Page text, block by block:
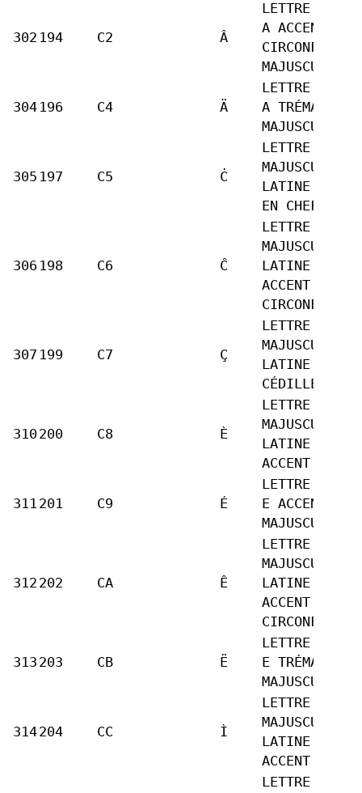
302 194 C2 Â
LETTRE
A ACCENT
CIRCONFLEXE
MAJUSCULE
304 196 C4 Ä
LETTRE
A TRÉMA
MAJUSCULE
305 197 C5 Ċ
LETTRE
MAJUSCULE
LATINE C
EN CHEF
306 198 C6 Ĉ
LETTRE
MAJUSCULE
LATINE C
ACCENT
CIRCONFLEXE
307 199 C7 Ç
LETTRE
MAJUSCULE
LATINE C
CÉDILLE
310200 C8 È
LETTRE
MAJUSCULE
LATINE E
ACCENT GRAVE
311 201 C9 É
LETTRE
E ACCENT
MAJUSCULE
312 202 CA Ê
LETTRE
MAJUSCULE
LATINE E
ACCENT
CIRCONFLEXE
313 203 CB Ë
LETTRE
E TRÉMA
MAJUSCULE
314204 CC Ì
LETTRE
MAJUSCULE
LATINE I
ACCENT GRAVE
LETTRE